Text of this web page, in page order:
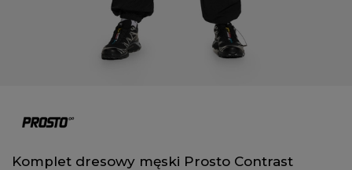
Komplet dresowy męski Prosto Contrast